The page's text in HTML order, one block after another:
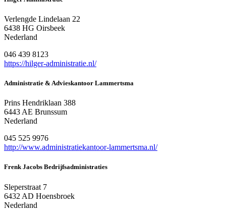
Verlengde Lindelaan 22
6438 HG Oirsbeek
Nederland
046 439 8123
https://hilger-administratie.nl/
Administratie & Advieskantoor Lammertsma
Prins Hendriklaan 388
6443 AE Brunssum
Nederland
045 525 9976
http://www.administratiekantoor-lammertsma.nl/
Frenk Jacobs Bedrijfsadministraties
Sleperstraat 7
6432 AD Hoensbroek
Nederland